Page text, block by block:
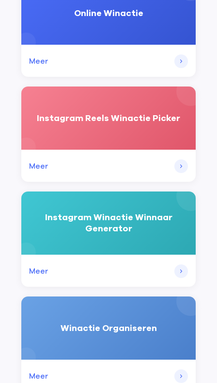
Online Winactie
Meer
Instagram Reels Winactie Picker
Meer
Instagram Winactie Winnaar
Generator
Meer
Winactie Organiseren
Meer